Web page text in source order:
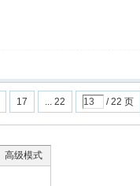
17 ... 22 / 22 页
高级模式